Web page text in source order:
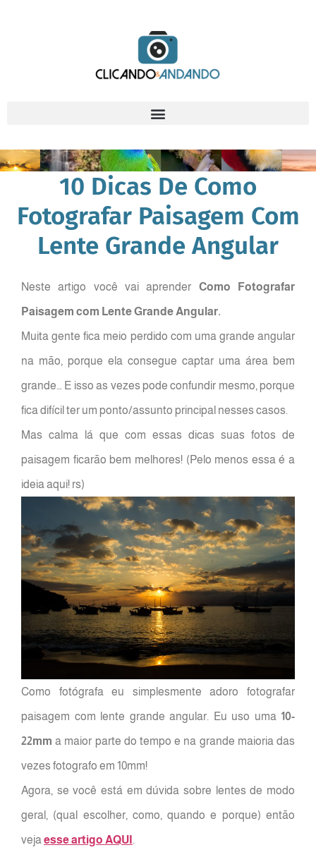
10 Dicas De Como
Fotografar Paisagem Com
Lente Grande Angular
Neste artigo você vai aprender Como Fotografar
Paisagem com Lente Grande Angular.
Muita gente fica meio perdido com uma grande angular
na mão, porque ela consegue captar uma área bem
grande… E isso as vezes pode confundir mesmo, porque
fica difícil ter um ponto/assunto principal nesses casos.
Mas calma lá que com essas dicas suas fotos de
paisagem ficarão bem melhores! (Pelo menos essa é a
ideia aqui! rs)
Como fotógrafa eu simplesmente adoro fotografar
paisagem com lente grande angular. Eu uso uma 10-
22mm a maior parte do tempo e na grande maioria das
vezes fotografo em 10mm!
Agora, se você está em dúvida sobre lentes de modo
geral, (qual escolher, como, quando e porque) então
veja esse artigo AQUI .